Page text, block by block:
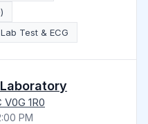
Lab Test & ECG
1R0
PM